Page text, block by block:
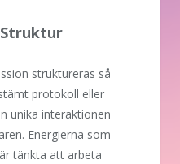
Struktur
struktureras så
protokoll eller
unika interaktionen
Energierna som
tänkta att arbeta